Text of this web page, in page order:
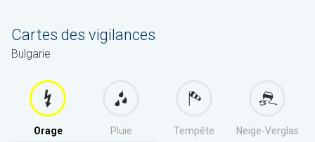
Cartes des vigilances
Bulgarie
Orage Pluie Tempête Neige-Verglas